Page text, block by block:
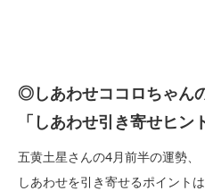
◎しあわせココロちゃん
「しあわせ引き寄せヒン
五黄土星さんの4月前半の運勢、
しあわせを引き寄せるポイントは